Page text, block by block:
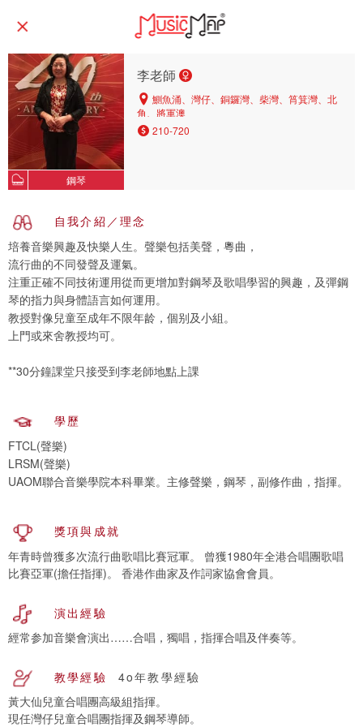
鋼琴
李老師
鰂魚涌、灣仔、銅鑼灣、柴灣、筲箕灣、北
角、將軍澳
210-720
自我介紹／理念
培養音樂興趣及快樂人生。聲樂包括美聲，粵曲，
流行曲的不同發聲及運氣。
注重正確不同技術運用從而更增加對鋼琴及歌唱學習的興趣，及彈鋼
琴的指力與身體語言如何運用。
教授對像兒童至成年不限年龄，個别及小組。
上門或來舍教授均可。
**30分鐘課堂只接受到李老師地點上課
學歷
FTCL(聲樂)
LRSM(聲樂)
獎項與成就
年青時曾獲多次流行曲歌唱比賽冠軍。 曾獲1980年全港合唱團歌唱
比賽亞軍(擔任指揮)。 香港作曲家及作詞家協會會員。
演出經驗
經常参加音樂會演出……合唱，獨唱，指揮合唱及伴奏等。
教學經驗
4o年教學經驗
黃大仙兒童合唱團高級組指揮。
現任灣仔兒童合唱團指揮及鋼琴導師。